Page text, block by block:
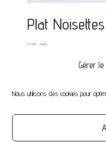
Gérer
Nous utilisons des cookies pour
Plat
€25,00